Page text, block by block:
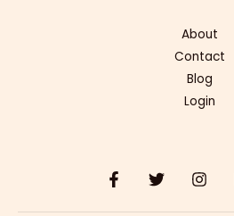
About
Contact
Blog
Login